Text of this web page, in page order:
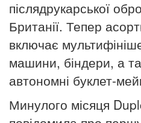
післядрукарської
Британії. Тепер
включає
машини, біндери, а
автономні буклет-
Минулого місяця